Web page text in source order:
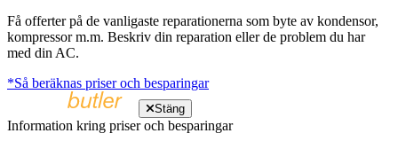
Få offerter på de vanligaste reparationerna som byte av kondensor,
kompressor m.m. Beskriv din reparation eller de problem du har
med din AC.
*Så beräknas priser och besparingar
Stäng
Information kring priser och besparingar